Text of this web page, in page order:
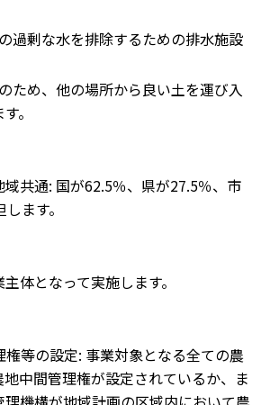
過剰な水を排除するための排水施設
ため、他の場所から良い土を運び入
。
共通: 国が62.5％、県が27.5％、市
ます。
体となって実施します。
権等の設定: 事業対象となる全ての農
中間管理権が設定されているか、ま